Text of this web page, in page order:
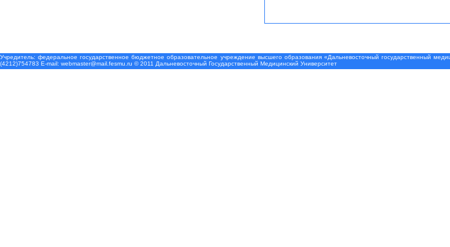
Учредитель: федеральное государственное бюджетное образовательное учреждение высшего образования «Дальневосточный государственный
(4212)754783 Е-mail: webmaster@mail.fesmu.ru © 2011 Дальневосточный Государственный Медицинский Университет